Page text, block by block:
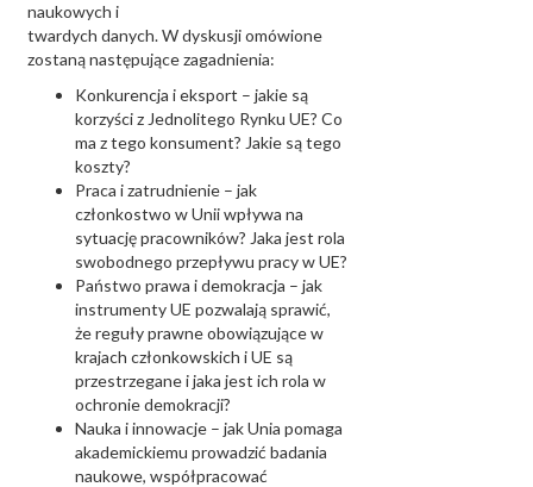
naukowych i
twardych danych. W dyskusji omówione
zostaną następujące zagadnienia:
Konkurencja i eksport – jakie są
korzyści z Jednolitego Rynku UE? Co
ma z tego konsument? Jakie są tego
koszty?
Praca i zatrudnienie – jak
członkostwo w Unii wpływa na
sytuację pracowników? Jaka jest rola
swobodnego przepływu pracy w UE?
Państwo prawa i demokracja – jak
instrumenty UE pozwalają sprawić,
że reguły prawne obowiązujące w
krajach członkowskich i UE są
przestrzegane i jaka jest ich rola w
ochronie demokracji?
Nauka i innowacje – jak Unia pomaga
akademickiemu prowadzić badania
naukowe, współpracować